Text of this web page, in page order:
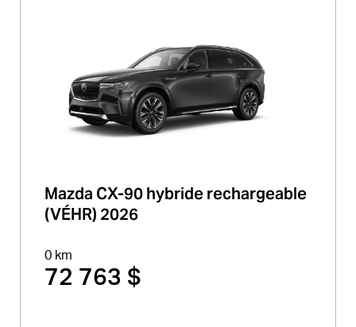
Mazda CX-90 hybride rechargeable
(VÉHR) 2026
0 km
72 763 $